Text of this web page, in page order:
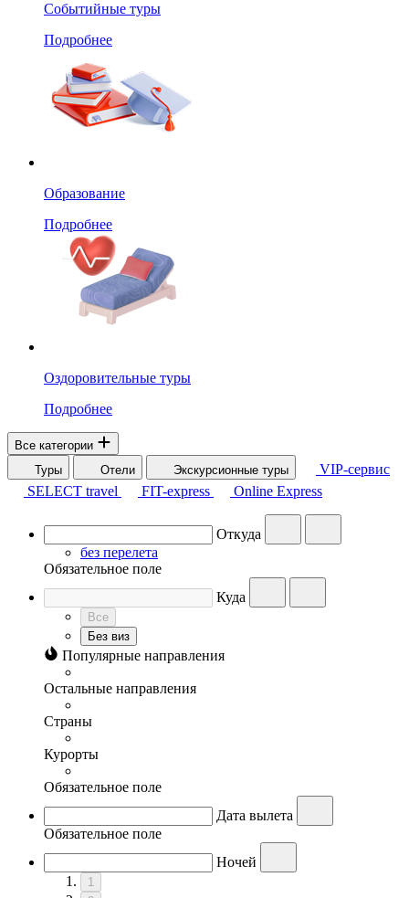
Событийные туры
Подробнее
Образование
Подробнее
Оздоровительные туры
Подробнее
Все категории
Туры
Отели Экскурсионные туры
VIP-сервис
SELECT travel
FIT-express Online Express
Откуда
без перелета
Обязательное поле
Куда
Все
Без виз
Популярные направления
Остальные направления
Страны
Курорты
Обязательное поле
Дата вылета
Обязательное поле
Ночей
1